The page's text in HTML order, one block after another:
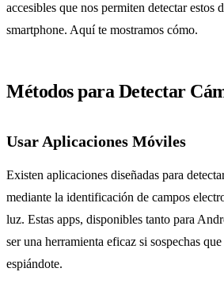
accesibles que nos permiten detectar estos
smartphone. Aquí te mostramos cómo.
Métodos para Detectar
Usar Aplicaciones Móviles
Existen aplicaciones diseñadas para
mediante la identificación de campos
luz. Estas apps, disponibles tanto para
ser una herramienta eficaz si sospechas
espiándote.